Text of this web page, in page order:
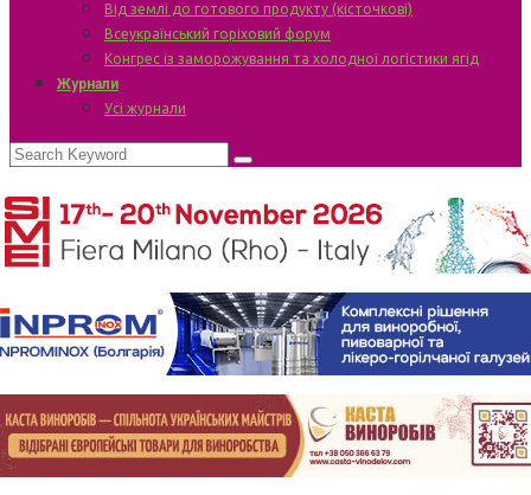
Від землі до готового продукту (кісточкові)
Всеукраїнський горіховий форум
Конгрес із заморожування та холодної логістики ягід
Журнали
Усі журнали